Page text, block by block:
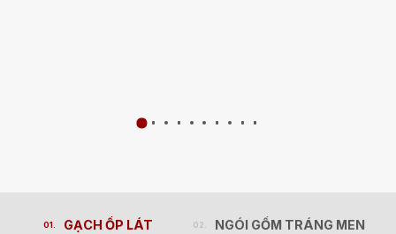
GẠCH ỐP LÁT NGÓI GỐM TRÁNG MEN